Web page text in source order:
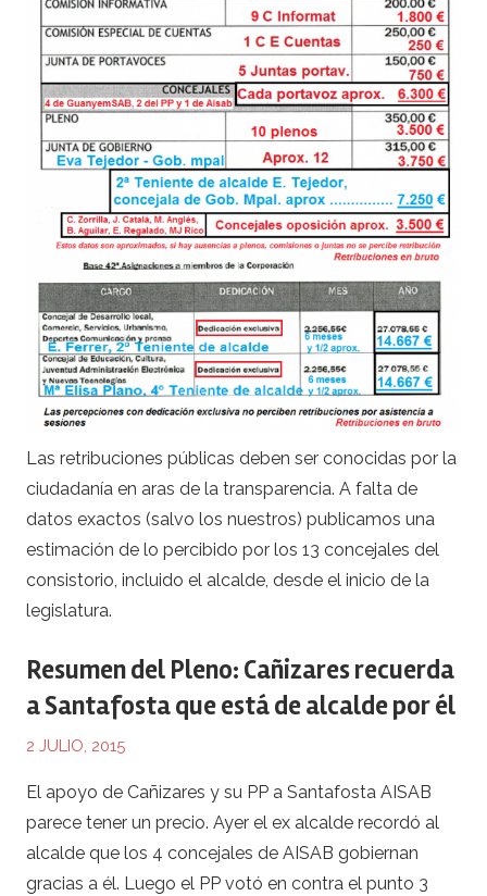
Las retribuciones públicas deben ser conocidas por la
ciudadanía en aras de la transparencia. A falta de
datos exactos (salvo los nuestros) publicamos una
estimación de lo percibido por los 13 concejales del
consistorio, incluido el alcalde, desde el inicio de la
legislatura.
Resumen del Pleno: Cañizares recuerda
a Santafosta que está de alcalde por él
2 JULIO, 2015
El apoyo de Cañizares y su PP a Santafosta AISAB
parece tener un precio. Ayer el ex alcalde recordó al
alcalde que los 4 concejales de AISAB gobiernan
gracias a él. Luego el PP votó en contra el punto 3